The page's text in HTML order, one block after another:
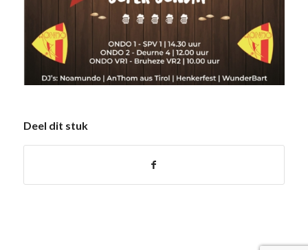
Deel dit stuk